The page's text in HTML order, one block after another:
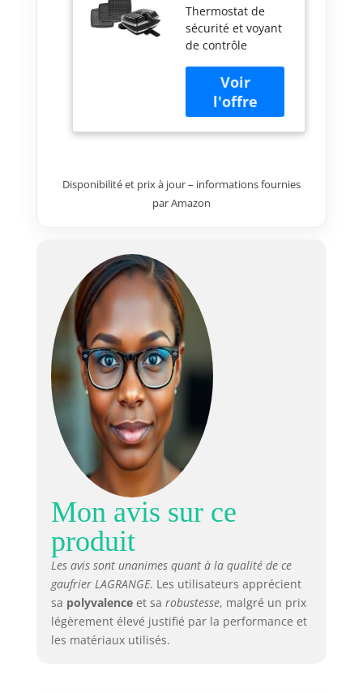
noir avec jeu
de plaques
gaufres,
gaufrettes et
croque
monsieur
1000W
Thermostat de
sécurité et voyant
de contrôle
sur son socle
Multifonction :
plaques
interchangeables
Disponibilité et prix à jour – informations fournies
par Amazon
Mon avis sur ce
produit
Les avis sont unanimes quant à la qualité de ce
gaufrier LAGRANGE. Les utilisateurs apprécient
sa polyvalenceet sa robustesse, malgré un prix
légèrement élevé justifié par la performance et
les matériaux utilisés.